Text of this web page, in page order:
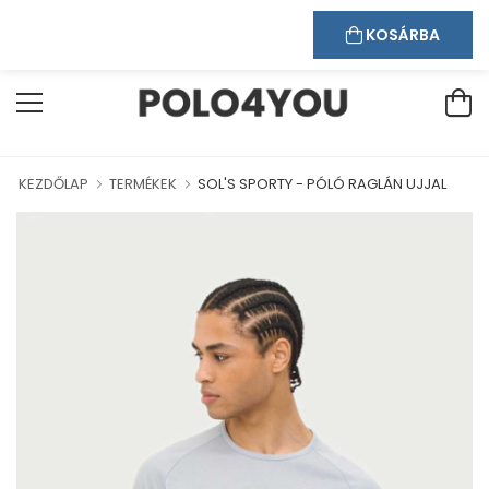
Bejelentkezés Regisztráció
KEZDŐLAP TERMÉKEK SOL'S SPORTY - PÓLÓ RAGLÁN UJJAL
KOSÁRBA